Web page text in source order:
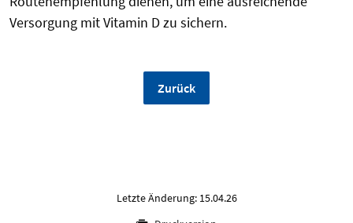
Versorgung mit Vitamin D zu sichern.
Zurück
Letzte Änderung: 15.04.26